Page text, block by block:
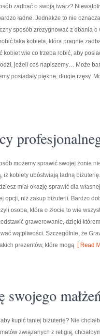
zadbać o swoją twarz?
ładne. Jednakże to nie
sposób zrezygnować z dbania o
taka kobieta, która pragnie
kobiet wie co trzeba robić, aby
jeżeli coś napiszemy… Może
posiadały piękne, długie rzęsy.
możemy sprawić swojej żonie
iż kobiety ubóstwiają ładną
miał okazję sprawić dla
opcji, niż zakup biżuterii. Bardzo
osoba, która o złocie to wie
grawerowanie, dzięki
wątpliwości. Szczególnie, że
prezentów, które mogą [ Read
kupić taniej biżuterię? Nie
związanych z religią,